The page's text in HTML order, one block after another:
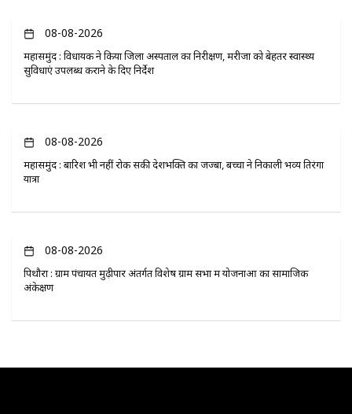
08-08-2026
महासमुंद : विधायक ने किया जिला अस्पताल का निरीक्षण, मरीजों को बेहतर स्वास्थ्य
सुविधाएं उपलब्ध कराने के दिए निर्देश
08-08-2026
महासमुंद : बारिश भी नहीं रोक सकी देशभक्ति का जज्बा, बच्चों ने निकाली भव्य तिरंगा
यात्रा
08-08-2026
पिथौरा : ग्राम पंचायत मुढ़ीपार अंतर्गत विशेष ग्राम सभा में योजनाओं का सामाजिक
अंकेक्षण